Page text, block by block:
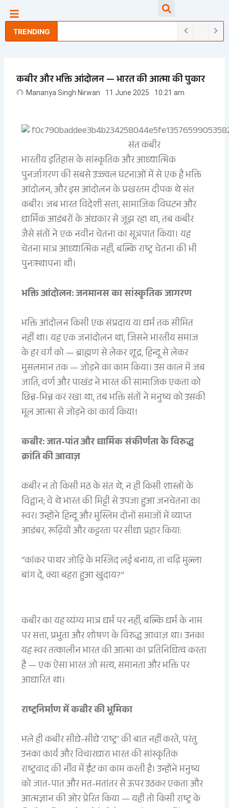
contentTRENDING
कबीर और भक्ति आंदोलन — भारत की आत्मा की पुकार
Mananya Singh Nirwan 11 June 2025 10:21 am
संत कबीर
भारतीय इतिहास के सांस्कृतिक और आध्यात्मिक
पुनर्जागरण की सबसे उज्ज्वल घटनाओं में से एक है भक्ति
आंदोलन, और इस आंदोलन के प्रखरतम दीपक थे संत
कबीर। जब भारत विदेशी सत्ता, सामाजिक विघटन और
धार्मिक आडंबरों के अंधकार से जूझ रहा था, तब कबीर
जैसे संतों ने एक नवीन चेतना का सूत्रपात किया। यह
चेतना मात्र आध्यात्मिक नहीं, बल्कि राष्ट्र चेतना की भी
पुनःस्थापना थी।
भक्ति आंदोलन: जनमानस का सांस्कृतिक जागरण
भक्ति आंदोलन किसी एक संप्रदाय या धर्म तक सीमित
नहीं था। यह एक जनांदोलन था, जिसने भारतीय समाज
के हर वर्ग को — ब्राह्मण से लेकर शूद्र, हिन्दू से लेकर
मुसलमान तक — जोड़ने का काम किया। उस काल में जब
जाति, वर्ण और पाखंड ने भारत की सामाजिक एकता को
छिन्न-भिन्न कर रखा था, तब भक्ति संतों ने मनुष्य को उसकी
मूल आत्मा से जोड़ने का कार्य किया।
कबीर: जात-पांत और धार्मिक संकीर्णता के विरुद्ध
क्रांति की आवाज़
कबीर न तो किसी मठ के संत थे, न ही किसी शास्त्रों के
विद्वान; वे थे भारत की मिट्टी से उपजा हुआ जनचेतना का
स्वर। उन्होंने हिन्दू और मुस्लिम दोनों समाजों में व्याप्त
आडंबर, रूढ़ियों और कट्टरता पर सीधा प्रहार किया:
“कांकर पाथर जोड़ि के मस्जिद लई बनाय, ता चढ़ि मुल्ला
बांग दे, क्या बहरा हुआ खुदाय?”
कबीर का यह व्यंग्य मात्र धर्म पर नहीं, बल्कि धर्म के नाम
पर सत्ता, प्रभुता और शोषण के विरुद्ध आवाज़ था। उनका
यह स्वर तत्कालीन भारत की आत्मा का प्रतिनिधित्व करता
है — एक ऐसा भारत जो सत्य, समानता और भक्ति पर
आधारित था।
राष्ट्रनिर्माण में कबीर की भूमिका
भले ही कबीर सीधे-सीधे ‘राष्ट्र’ की बात नहीं करते, परंतु
उनका कार्य और विचारधारा भारत की सांस्कृतिक
राष्ट्रवाद की नींव में ईंट का काम करती है। उन्होंने मनुष्य
को जात-पात और मत-मतांतर से ऊपर उठकर एकता और
आत्मज्ञान की ओर प्रेरित किया — यही तो किसी राष्ट्र के